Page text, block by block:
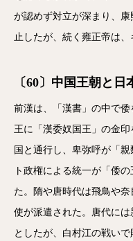
が認めず対立が深まり、
止したが、続く雍正帝は、
〔60〕中国王朝と日
前漢は、「漢書」の中で
王に「漢委奴国王」の金
国と通行し、卑弥呼が「
ト政権による統一が「倭
た。隋や唐時代は飛鳥や
使が派遣された。唐代に
としたが、白村江の戦い